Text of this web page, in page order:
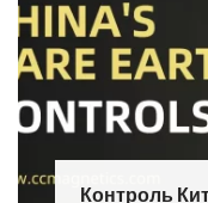
Контроль